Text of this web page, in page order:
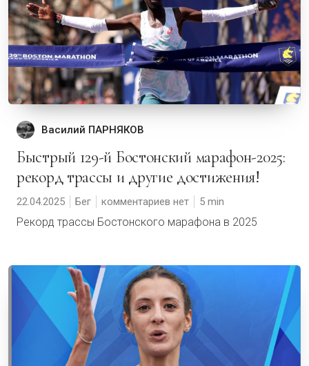
Василий ПАРНЯКОВ
Быстрый 129-й Бостонский марафон-2025:
рекорд трассы и другие достижения!
22.04.2025 Бег комментариев нет 5
Рекорд трассы Бостонского марафона в 2025